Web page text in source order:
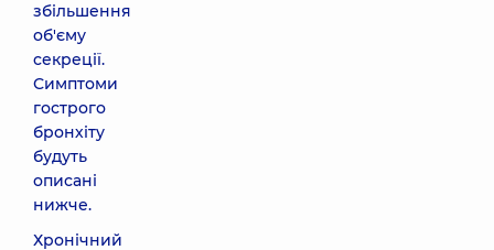
збільшення
об'єму
секреції.
Симптоми
гострого
бронхіту
будуть
описані
нижче.
Хронічний